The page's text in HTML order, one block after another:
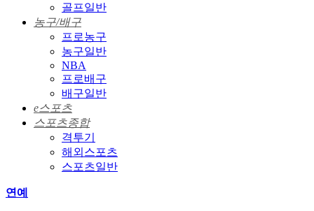
골프일반
농구/배구
프로농구
농구일반
NBA
프로배구
배구일반
e스포츠
스포츠종합
격투기
해외스포츠
스포츠일반
연예